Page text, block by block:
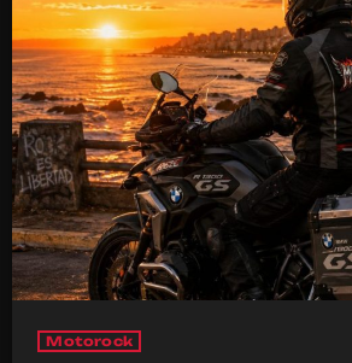
Motorock